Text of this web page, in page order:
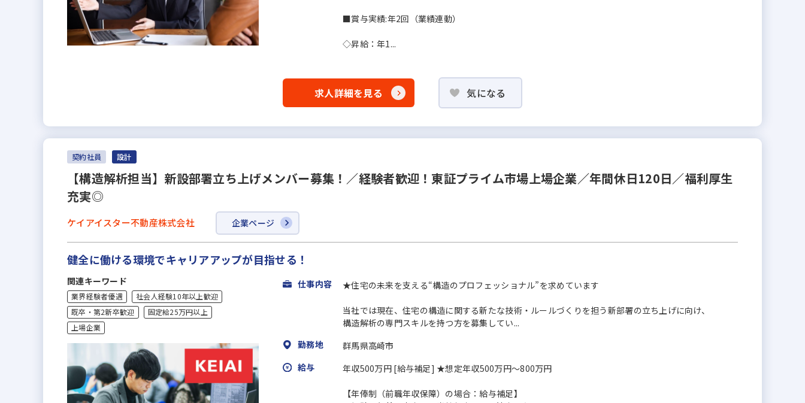
■賞与実績:年2回（業績連動）
◇昇給：年1...
求人詳細を見る 気になる
契約社員 設計
【構造解析担当】新設部署立ち上げメンバー募集！／経験者歓迎！東証プライム市場上場企業／年間休日120日／福利厚生
充実◎
ケイアイスター不動産株式会社 企業ページ
健全に働ける環境でキャリアアップが目指せる！
関連キーワード
業界経験者優遇
社会人経験10年以上歓迎
既卒・第2新卒歓迎
固定給25万円以上
上場企業
仕事内容 ★住宅の未来を支える“構造のプロフェッショナル”を求めています
当社では現在、住宅の構造に関する新たな技術・ルールづくりを担う新部署の立ち上げに向け、
構造解析の専門スキルを持つ方を募集してい...
勤務地
群馬県高崎市
給与
年収500万円 [給与補足] ★想定年収500万円～800万円
【年俸制（前職年収保障）の場合：給与補足】